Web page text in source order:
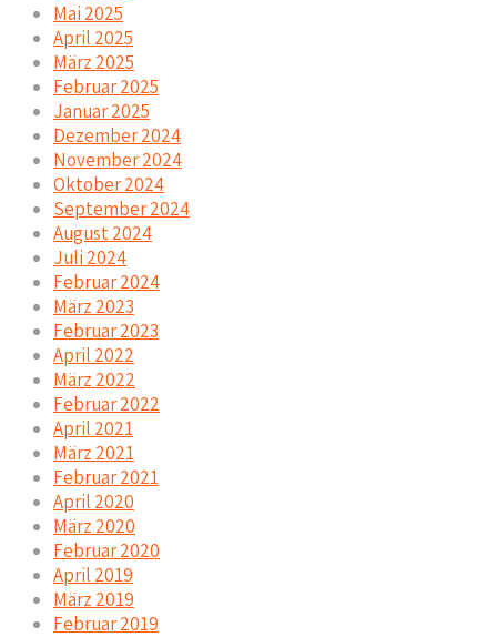
Mai 2025
April 2025
März 2025
Februar 2025
Januar 2025
Dezember 2024
November 2024
Oktober 2024
September 2024
August 2024
Juli 2024
Februar 2024
März 2023
Februar 2023
April 2022
März 2022
Februar 2022
April 2021
März 2021
Februar 2021
April 2020
März 2020
Februar 2020
April 2019
März 2019
Februar 2019